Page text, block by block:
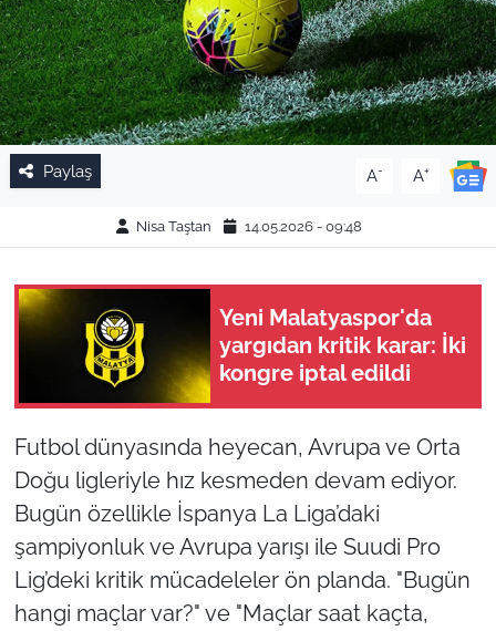
Paylaş A- A+
Nisa Taştan 14.05.2026 - 09:48
Yeni Malatyaspor'da
yargıdan kritik karar: İki
kongre iptal edildi
Futbol dünyasında heyecan, Avrupa ve Orta
Doğu ligleriyle hız kesmeden devam ediyor.
Bugün özellikle İspanya La Liga’daki
şampiyonluk ve Avrupa yarışı ile Suudi Pro
Lig’deki kritik mücadeleler ön planda. "Bugün
hangi maçlar var?" ve "Maçlar saat kaçta,